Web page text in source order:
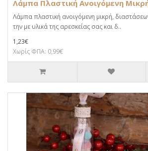
Λάμπα Πλαστική Ανοιγόμενη
Λάμπα πλαστική ανοιγόμενη μικρή,
την με υλικά της αρεσκείας σας και δ..
1,23€
Χωρίς ΦΠΑ: 0,99€